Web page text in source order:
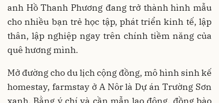
anh Hồ Thanh Phương đang trở thành hình mẫu
cho nhiều bạn trẻ học tập, phát triển kinh tế, lập
thân, lập nghiệp ngay trên chính tiềm năng của
quê hương mình.
Mở đường cho du lịch cộng đồng, mô hình sinh kế
homestay, farmstay ở A Nôr là Dự án Trường Sơn